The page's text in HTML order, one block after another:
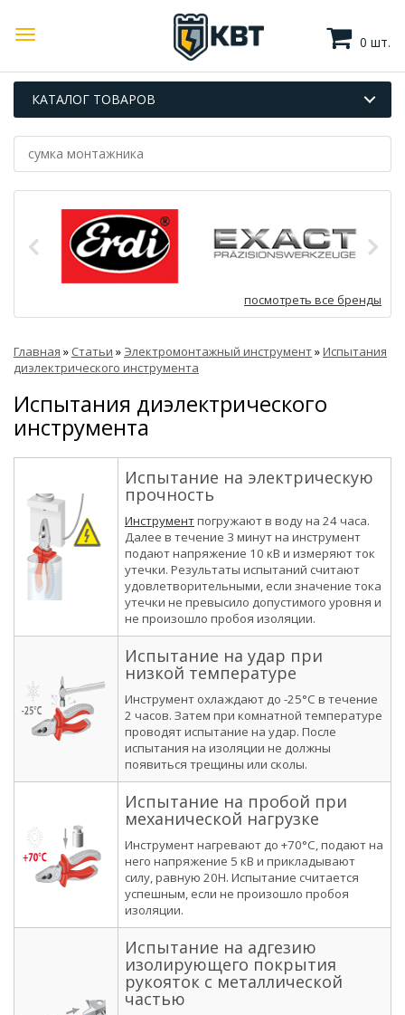
0 шт.
КАТАЛОГ ТОВАРОВ
посмотреть все бренды
Главная » Статьи » Электромонтажный инструмент»Испытания
диэлектрического инструмента
Испытания диэлектрического
инструмента
Испытание на электрическую
прочность
Инструментпогружают в воду на 24 часа.
Далее в течение 3 минут на инструмент
подают напряжение 10 кВ и измеряют ток
утечки. Результаты испытаний считают
удовлетворительными, если значение тока
утечки не превысило допустимого уровня и
не произошло пробоя изоляции.
Испытание на удар при
низкой температуре
Инструмент охлаждают до -25°С в течение
2 часов. Затем при комнатной температуре
проводят испытание на удар. После
испытания на изоляции не должны
появиться трещины или сколы.
Испытание на пробой при
механической нагрузке
Инструмент нагревают до +70°С, подают на
него напряжение 5 кВ и прикладывают
силу, равную 20Н. Испытание считается
успешным, если не произошло пробоя
изоляции.
Испытание на адгезию
изолирующего покрытия
рукояток с металлической
частью